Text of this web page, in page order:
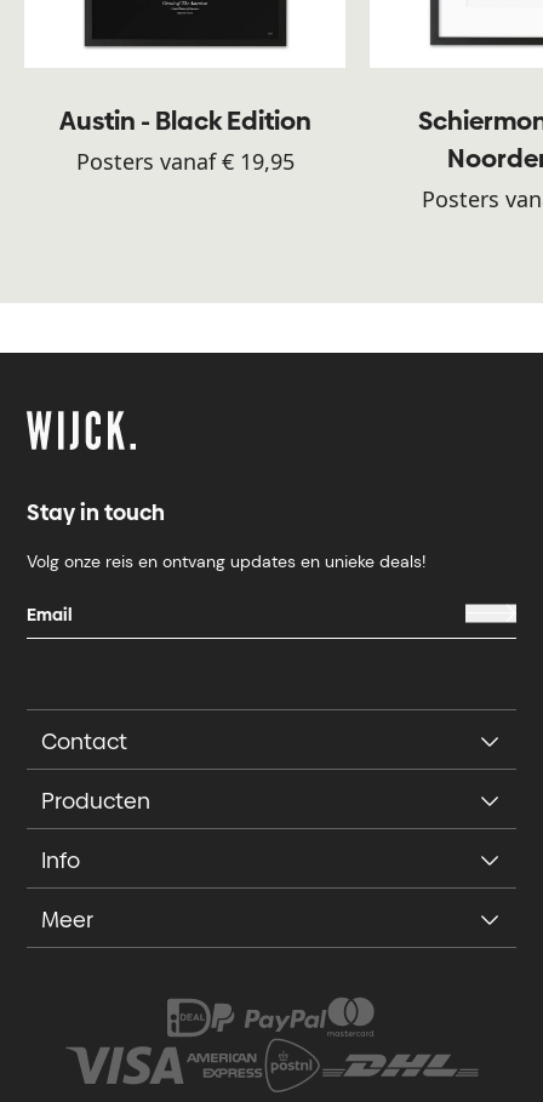
Austin - Black Edition
Posters vanaf € 19,95
Posters
Stay in touch
Volg onze reis en ontvang updates en unieke deals!
Contact
Producten
Info
Meer